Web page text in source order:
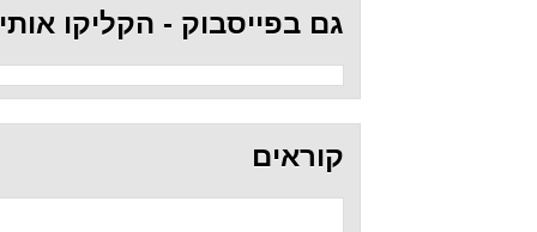
גם בפייסבוק - הקליקו אותי